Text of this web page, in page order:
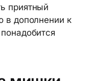
приятный
в дополнении к